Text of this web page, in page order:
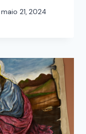
maio 21, 2024